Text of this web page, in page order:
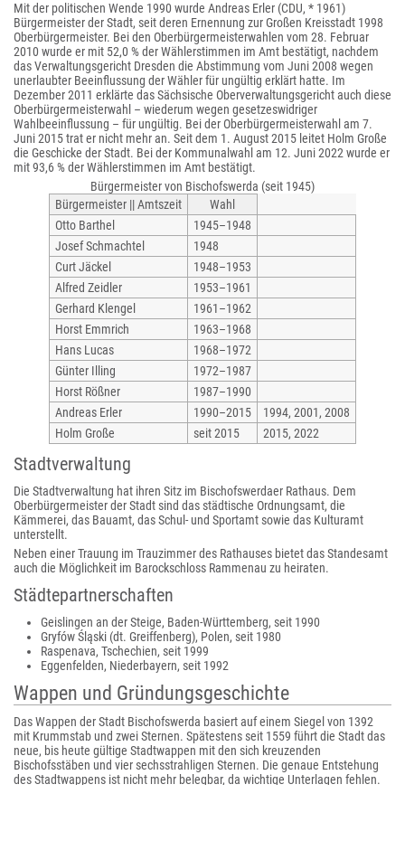
Mit der politischen Wende 1990 wurde Andreas Erler (CDU, * 1961)
Bürgermeister der Stadt, seit deren Ernennung zur Großen Kreisstadt 1998
Oberbürgermeister. Bei den Oberbürgermeisterwahlen vom 28. Februar
2010 wurde er mit 52,0 % der Wählerstimmen im Amt bestätigt, nachdem
das Verwaltungsgericht Dresden die Abstimmung vom Juni 2008 wegen
unerlaubter Beeinflussung der Wähler für ungültig erklärt hatte. Im
Dezember 2011 erklärte das Sächsische Oberverwaltungsgericht auch diese
Oberbürgermeisterwahl – wiederum wegen gesetzeswidriger
Wahlbeeinflussung – für ungültig. Bei der Oberbürgermeisterwahl am 7.
Juni 2015 trat er nicht mehr an. Seit dem 1. August 2015 leitet Holm Große
die Geschicke der Stadt. Bei der Kommunalwahl am 12. Juni 2022 wurde er
mit 93,6 % der Wählerstimmen im Amt bestätigt.
Bürgermeister von Bischofswerda (seit 1945)
Bürgermeister || Amtszeit
Wahl
Otto Barthel
1945–1948
Josef Schmachtel
1948
Curt Jäckel
1948–1953
Alfred Zeidler
1953–1961
Gerhard Klengel
1961–1962
Horst Emmrich
1963–1968
Hans Lucas
1968–1972
Günter Illing
1972–1987
Horst Rößner
1987–1990
Andreas Erler
1990–2015
1994, 2001, 2008
Holm Große
seit 2015 2015, 2022
Stadtverwaltung
Die Stadtverwaltung hat ihren Sitz im Bischofswerdaer Rathaus. Dem
Oberbürgermeister der Stadt sind das städtische Ordnungsamt, die
Kämmerei, das Bauamt, das Schul- und Sportamt sowie das Kulturamt
unterstellt.
Neben einer Trauung im Trauzimmer des Rathauses bietet das Standesamt
auch die Möglichkeit im Barockschloss Rammenau zu heiraten.
Städtepartnerschaften
Geislingen an der Steige, Baden-Württemberg, seit 1990
Gryfów Śląski (dt. Greiffenberg), Polen, seit 1980
Raspenava, Tschechien, seit 1999
Eggenfelden, Niederbayern, seit 1992
Wappen und Gründungsgeschichte
Das Wappen der Stadt Bischofswerda basiert auf einem Siegel von 1392
mit Krummstab und zwei Sternen. Spätestens seit 1559 führt die Stadt das
neue, bis heute gültige Stadtwappen mit den sich kreuzenden
Bischofsstäben und vier sechsstrahligen Sternen. Die genaue Entstehung
des Stadtwappens ist nicht mehr belegbar, da wichtige Unterlagen fehlen.